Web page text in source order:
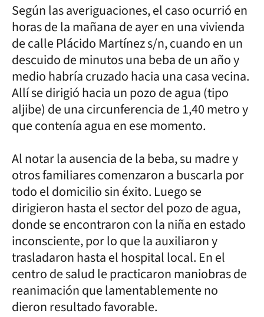
Según las averiguaciones, el caso ocurrió en
horas de la mañana de ayer en una vivienda
de calle Plácido Martínez s/n, cuando en un
descuido de minutos una beba de un año y
medio habría cruzado hacia una casa vecina.
Allí se dirigió hacia un pozo de agua (tipo
aljibe) de una circunferencia de 1,40 metro y
que contenía agua en ese momento.
Al notar la ausencia de la beba, su madre y
otros familiares comenzaron a buscarla por
todo el domicilio sin éxito. Luego se
dirigieron hasta el sector del pozo de agua,
donde se encontraron con la niña en estado
inconsciente, por lo que la auxiliaron y
trasladaron hasta el hospital local. En el
centro de salud le practicaron maniobras de
reanimación que lamentablemente no
dieron resultado favorable.